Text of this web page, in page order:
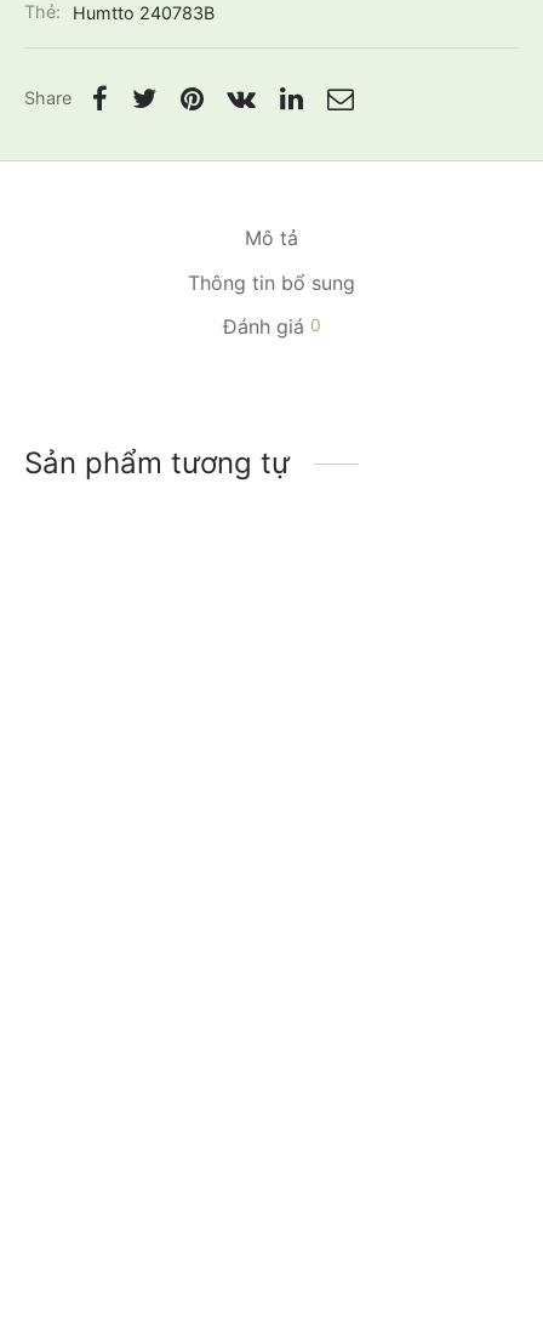
Thẻ:
Humtto 240783B
Share
Mô tả
Thông tin bổ sung
Đánh giá 0
Sản phẩm tương tự